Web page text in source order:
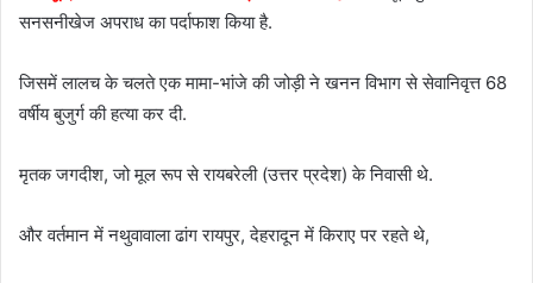
सनसनीखेज अपराध का पर्दाफाश किया है.
जिसमें लालच के चलते एक मामा-भांजे की जोड़ी ने खनन विभाग से सेवानिवृत्त 68
वर्षीय बुजुर्ग की हत्या कर दी.
मृतक जगदीश, जो मूल रूप से रायबरेली (उत्तर प्रदेश) के निवासी थे.
और वर्तमान में नथुवावाला ढांग रायपुर, देहरादून में किराए पर रहते थे,